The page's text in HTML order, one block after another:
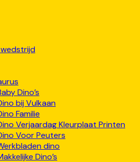
Dino’s
bij Vulkaan
Familie
Verjaardag Kleurplaat Printen
Voor Peuters
dino
Dino’s